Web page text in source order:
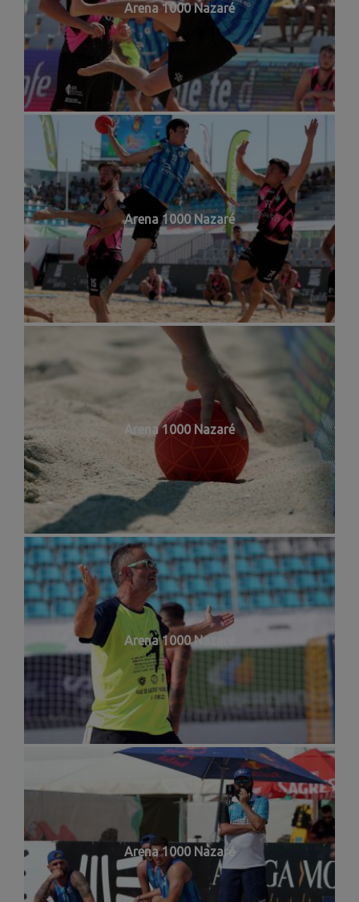
Arena 1000 Nazaré
Arena 1000 Nazaré
Arena 1000 Nazaré
Arena 1000 Nazaré
Arena 1000 Nazaré